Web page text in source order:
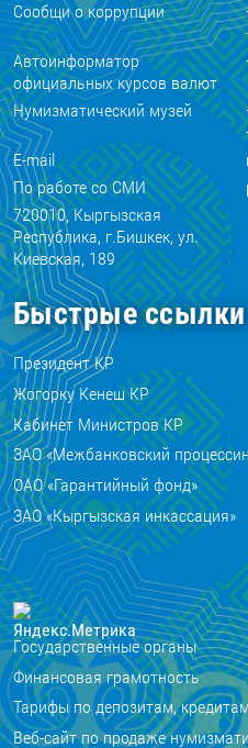
Сообщи о коррупции
Автоинформатор
официальных курсов валют
Нумизматический музей
E-mail
По работе со СМИ
720010, Кыргызская
Республика, г.Бишкек, ул.
Киевская, 189
Быстрые ссылки
Президент КР
Жогорку Кенеш КР
Кабинет Министров КР
ЗАО «Межбанковский
ОАО «Гарантийный фонд»
ЗАО «Кыргызская инкассация»
Государственные органы
Финансовая грамотность
Тарифы по депозитам,
Веб-сайт по продаже